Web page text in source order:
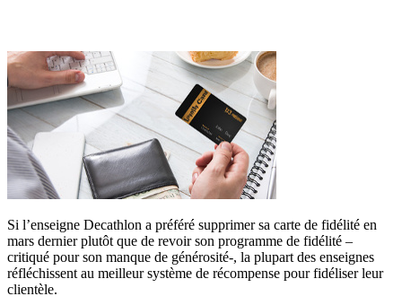
Si l’enseigne Decathlon a préféré supprimer sa carte de fidélité en
mars dernier plutôt que de revoir son programme de fidélité –
critiqué pour son manque de générosité-, la plupart des enseignes
réfléchissent au meilleur système de récompense pour fidéliser leur
clientèle.